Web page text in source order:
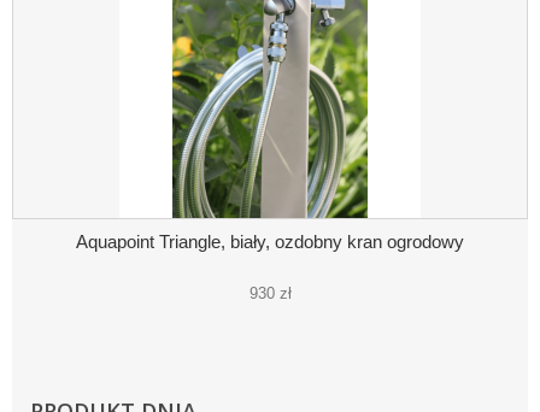
Aquapoint Triangle, biały, ozdobny kran ogrodowy
930 zł